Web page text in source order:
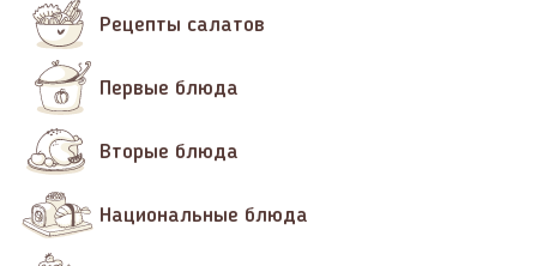
Рецепты салатов
Первые блюда
Вторые блюда
Национальные блюда